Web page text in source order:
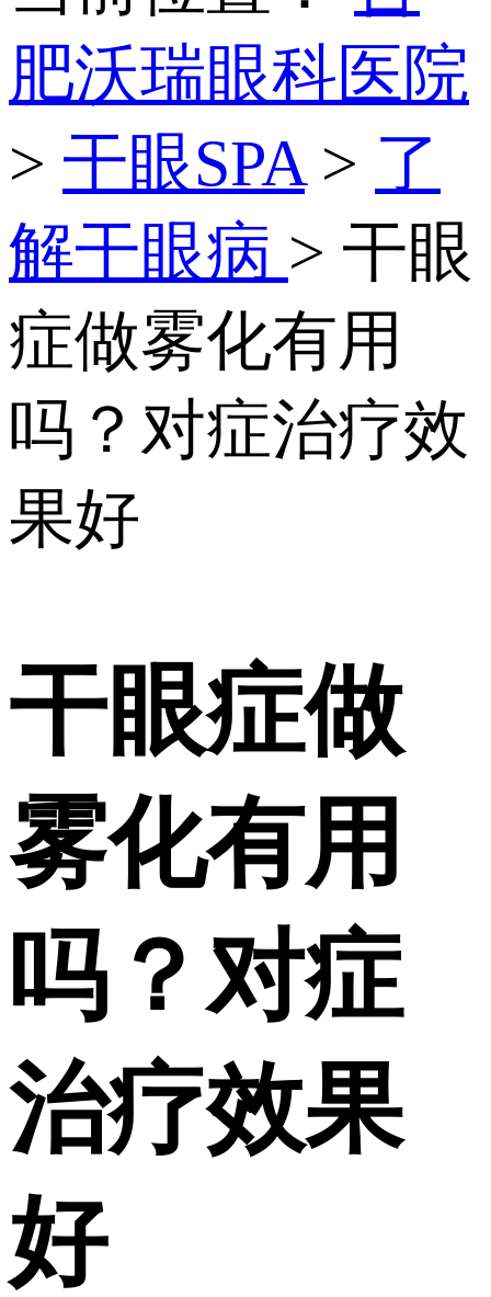
肥沃瑞眼科医院
> 干眼SPA> 了
解干眼病 > 干眼
症做雾化有用
吗？对症治疗效
果好
干眼症做
雾化有用
吗？对症
治疗效果
好